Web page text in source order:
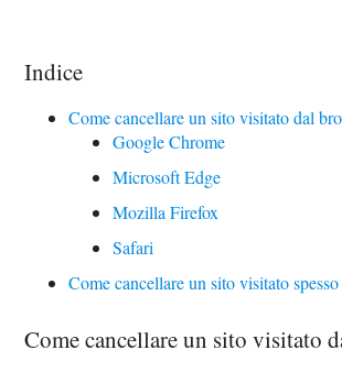
Indice
Come cancellare un sito visitato dal
Google Chrome
Microsoft Edge
Mozilla Firefox
Safari
Come cancellare un sito visitato
Come cancellare un sito visitato